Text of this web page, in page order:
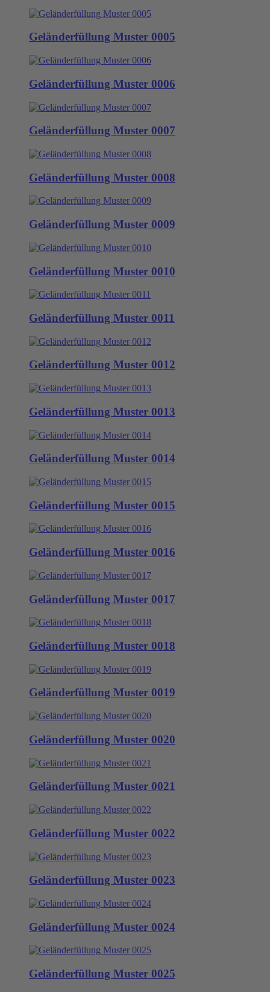
Geländerfüllung Muster 0005
Geländerfüllung Muster 0006
Geländerfüllung Muster 0007
Geländerfüllung Muster 0008
Geländerfüllung Muster 0009
Geländerfüllung Muster 0010
Geländerfüllung Muster 0011
Geländerfüllung Muster 0012
Geländerfüllung Muster 0013
Geländerfüllung Muster 0014
Geländerfüllung Muster 0015
Geländerfüllung Muster 0016
Geländerfüllung Muster 0017
Geländerfüllung Muster 0018
Geländerfüllung Muster 0019
Geländerfüllung Muster 0020
Geländerfüllung Muster 0021
Geländerfüllung Muster 0022
Geländerfüllung Muster 0023
Geländerfüllung Muster 0024
Geländerfüllung Muster 0025